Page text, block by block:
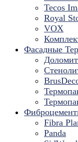
Tecos
Royal
VOX
Фасадные
Доломит
Fibra
Panda